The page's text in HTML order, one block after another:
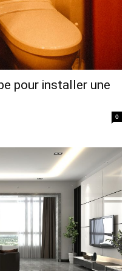
pour installer une
0